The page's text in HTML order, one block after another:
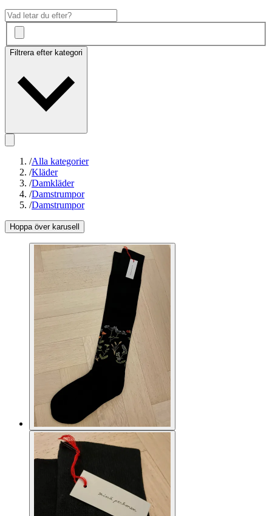
Filtrera efter kategori
/Alla kategorier
/Kläder
/Damkläder
/Damstrumpor
/Damstrumpor
Hoppa över karusell